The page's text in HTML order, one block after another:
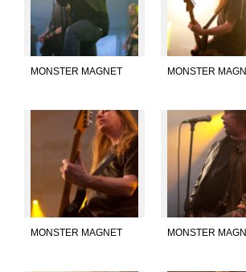
MONSTER MAGNET MONSTER
MONSTER MAGNET MONSTER